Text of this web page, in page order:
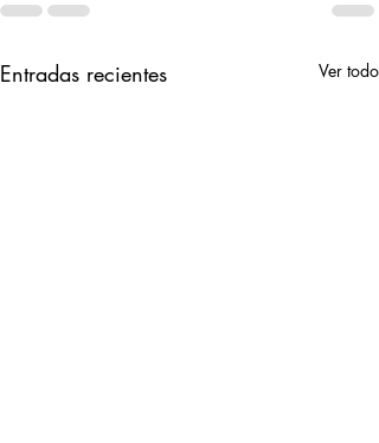
Entradas recientes Ver todo